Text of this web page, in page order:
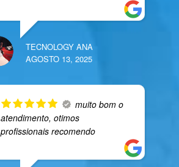
TECNOLOGY ANA
AGOSTO 13, 2025
muito bom o
atendimento, otimos
profissionais recomendo